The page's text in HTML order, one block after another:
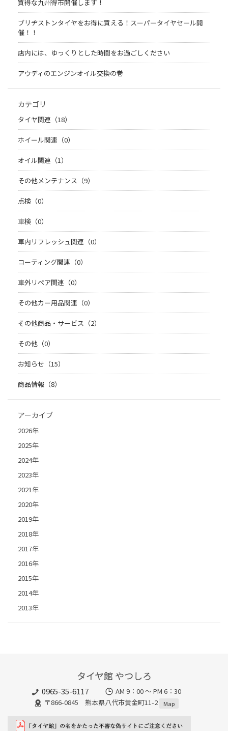
買得な九州得市開催します！
ブリヂストンタイヤをお得に買える！スーパータイヤセール開
催！！
店内には、ゆっくりとした時間をお過ごしください
アウディのエンジンオイル交換の巻
カテゴリ
タイヤ関連（18）
ホイール関連（0）
オイル関連（1）
その他メンテナンス（9）
点検（0）
車検（0）
車内リフレッシュ関連（0）
コーティング関連（0）
車外リペア関連（0）
その他カー用品関連（0）
その他商品・サービス（2）
その他（0）
お知らせ（15）
商品情報（8）
アーカイブ
2026年
2025年
2024年
2023年
2021年
2020年
2019年
2018年
2017年
2016年
2015年
2014年
2013年
タイヤ館 やつしろ
0965-35-6117
AM 9：00 ～ PM 6：30
〒866-0845 熊本県八代市黄金町11-2
Map